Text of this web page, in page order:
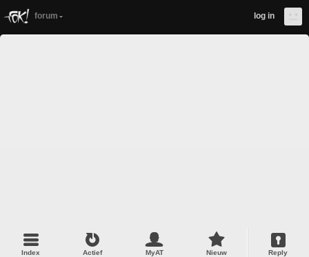
forum log in
Index Actief MyAT Nieuw Reply